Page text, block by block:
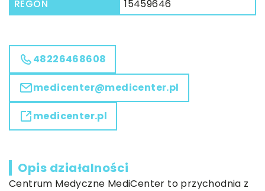
REGON
15459646
48226468608
medicenter@medicenter.pl
medicenter.pl
Opis działalności
Centrum Medyczne MediCenter to przychodnia z